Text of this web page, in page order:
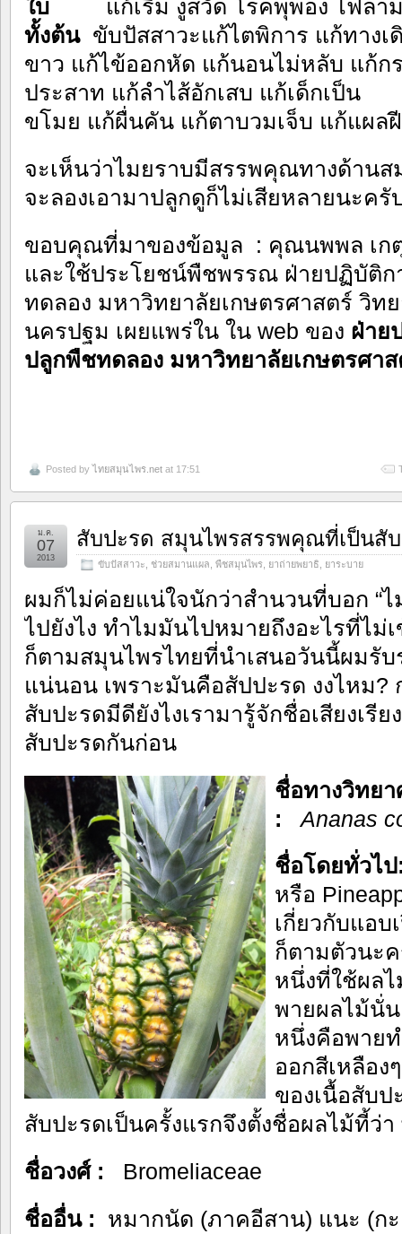
ใบ
แก้เริม งูสวัด โรคพุพอง ไฟลา
ทั้งต้นขับปัสสาวะแก้ไตพิการ แก้ทางเ
ขาว แก้ไข้ออกหัด แก้นอนไม่หลับ แก้ก
ประสาท แก้ลำไส้อักเสบ
ขโมย แก้ผื่นคัน แก้ตาบวมเจ็บ แก้แผลฝี
จะเห็นว่าไมยราบมีสรรพคุณทางด้านส
จะลองเอามาปลูกดูก็ไม่เสียหลายนะครั
ขอบคุณที่มาของข้อมูล : คุณนพพล เก
และใช้ประโยชน์พืชพรรณ ฝ่ายปฏิบัติก
ทดลอง มหาวิทยาลัยเกษตรศาสตร์ วิท
นครปฐม เผยแพร่ใน ใน web ของ ฝ่าย
ปลูกพืชทดลอง มหาวิทยาลัยเกษตรศา
Posted byไทยสมุนไพร.net at 17:51
สับปะรด สมุนไพรสรรพคุณที่เป็นสั
ขับปัสสาวะ ช่วยสมานแผล พืชสมุนไพร ยาถ่ายพยาธิ ยาระบาย
ม.ค.
07
2013
ผมก็ไม่ค่อยแน่ใจนักว่าสำนวนที่บอก “
ไปยังไง ทำไมมันไปหมายถึงอะไรที่ไม่
ก็ตามสมุนไพรไทยที่นำเสนอวันนี้ผมรับ
แน่นอน เพราะมันคือสัปปะรด งงไหม?
สับปะรดมีดียังไงเรามารู้จักชื่อเสียงเรี
สับปะรดกันก่อน
ชื่อทางวิทย
:
Ananas
ชื่อโดยทั่วไ
หรือ
เกี่ยวกับแอบ
ก็ตามตัวนะ
หนึ่งที่ใช้ผล
พายผลไม้นั่
หนึ่งคือพาย
ออกสีเหลือ
ของเนื้อสับป
สับปะรดเป็นครั้งแรกจึงตั้งชื่อผลไม้ที้ว่า
ชื่อวงศ์ :
Bromeliaceae
ชื่ออื่น :
หมากนัด (ภาคอีสาน) แนะ (ก